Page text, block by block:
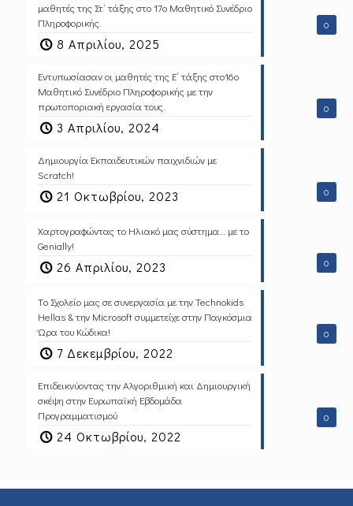
0
μαθητές της Στ΄ τάξης στο 17ο Μαθητικό Συνέδριο
Πληροφορικής.
8 Απριλίου, 2025
0
Εντυπωσίασαν οι μαθητές της Ε΄ τάξης στο16ο
Μαθητικό Συνέδριο Πληροφορικής με την
πρωτοποριακή εργασία τους.
3 Απριλίου, 2024
0
Δημιουργία Εκπαιδευτικών παιχνιδιών με
Scratch!
21 Οκτωβρίου, 2023
0
Χαρτογραφώντας το Ηλιακό μας σύστημα… με το
Genially!
26 Απριλίου, 2023
0
Tο Σχολείο μας σε συνεργασία με την Technokids
Hellas & την Microsoft συμμετείχε στην Παγκόσμια
Ώρα του Κώδικα!
7 Δεκεμβρίου, 2022
0
Επιδεικνύοντας την Αλγοριθμική και Δημιουργική
σκέψη στην Ευρωπαϊκή Εβδομάδα
Προγραμματισμού
24 Οκτωβρίου, 2022